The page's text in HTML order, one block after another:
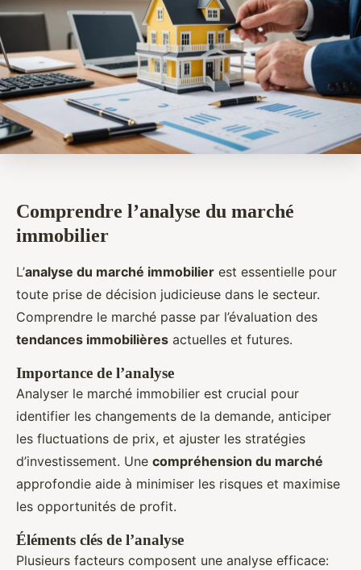
Comprendre l’analyse du marché
immobilier
L’analyse du marché immobilier est essentielle pour
toute prise de décision judicieuse dans le secteur.
Comprendre le marché passe par l’évaluation des
tendances immobilières actuelles et futures.
Importance de l’analyse
Analyser le marché immobilier est crucial pour
identifier les changements de la demande, anticiper
les fluctuations de prix, et ajuster les stratégies
d’investissement. Une compréhension du marché
approfondie aide à minimiser les risques et maximise
les opportunités de profit.
Éléments clés de l’analyse
Plusieurs facteurs composent une analyse efficace: